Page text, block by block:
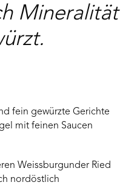
Mineralität
fein gewürzte Gerichte
mit feinen Saucen
Weissburgunder Ried
nordöstlich